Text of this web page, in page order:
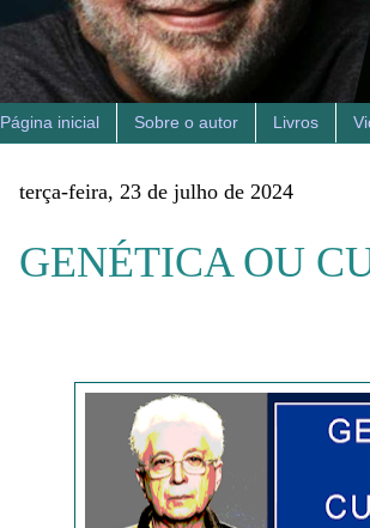
Página inicial Sobre o autor Livros
terça-feira, 23 de julho de 2024
GENÉTICA OU